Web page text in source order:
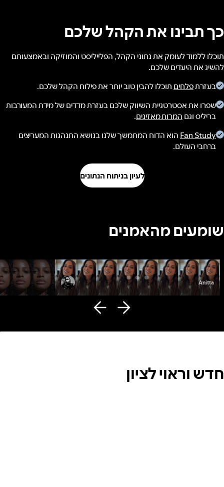
כך תבינו את הקהל שלכם
תוכלו ללמוד לעומק את נתוני הקהל, הפלייליסט והמוזיקה ובאמצעותם
להשיג את היעדים שלכם.
בעזרתפלחים תוכלו להבין טוב יותר את פילוח הקהל שלכם.
שפרו את אסטרטגיית השיווק שלכם בעזרת מדדים של מידת המעורבות
בריליס וגם המרות מאזינים.
Fan Study הוא הדוח המתמשך שלנו בנושא התנהגות המעריצים
ברחבי העולם.
לעיון בניתוח הנתונים
שומעים מהאמנים
Anitta
Fana Hues
חדש וראוי לציון